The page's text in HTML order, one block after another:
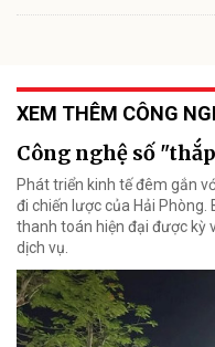
XEM THÊM CÔNG
Công nghệ số
Phát triển kinh tế đêm gắn
đi chiến lược của Hải
thanh toán hiện đại được kỳ
dịch vụ.